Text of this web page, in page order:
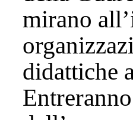
mirano
didattiche